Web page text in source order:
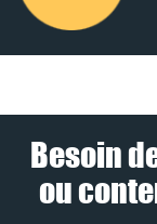
Besoin
ou